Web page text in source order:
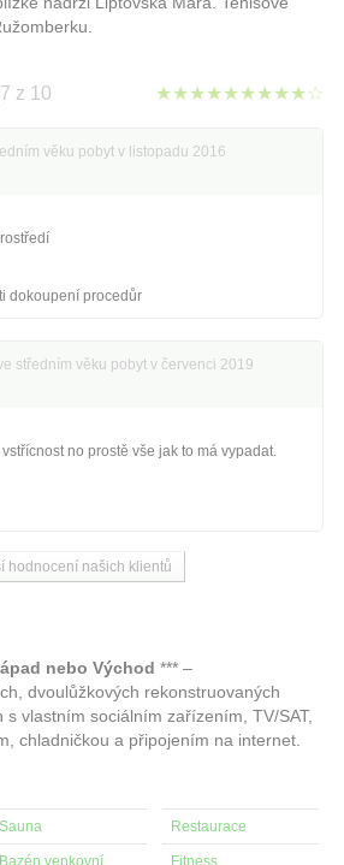
z 10 ★★★★★★★★★☆
věku pobyt v listopadu 2016
dokoupení procedůr
středním věku pobyt v červenci 2019
no prostě vše jak to má vypadat.
hodnocení našich klientů
nebo Východ *** –
dvoulůžkových rekonstruovaných
vlastním sociálním zařízením, TV/SAT,
chladničkou a připojením na internet.
Sauna Restaurace